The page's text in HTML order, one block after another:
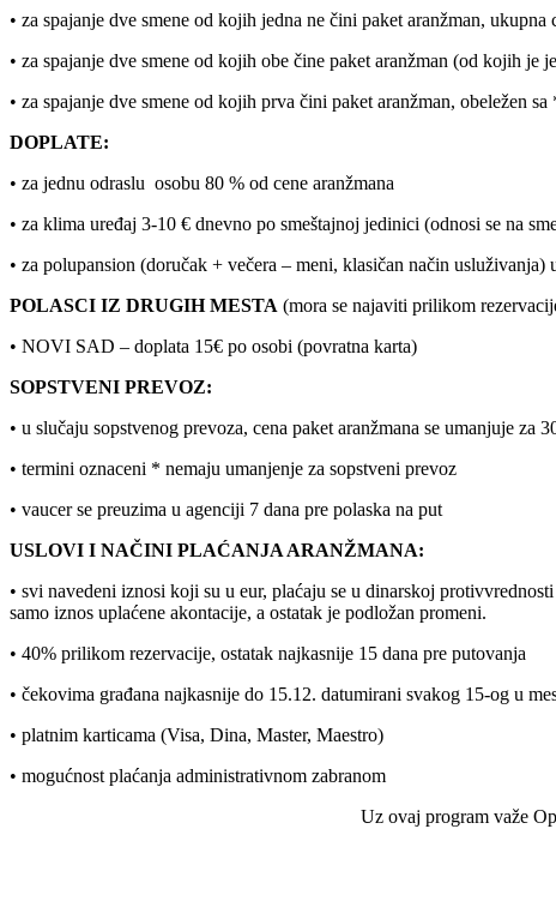
• za spajanje dve smene od kojih jedna ne čini paket aranžman, ukupna
• za spajanje dve smene od kojih obe čine paket aranžman (od kojih je
• za spajanje dve smene od kojih prva čini paket aranžman, obeležen
DOPLATE:
• za jednu odraslu osobu 80 % od cene aranžmana
• za klima uređaj 3-10 € dnevno po smeštajnoj jedinici (odnosi se na
• za polupansion (doručak + večera – meni, klasičan način
POLASCI IZ DRUGIH MESTA (mora se najaviti prilikom
• NOVI SAD – doplata 15€ po osobi (povratna karta)
SOPSTVENI PREVOZ:
• u slučaju sopstvenog prevoza, cena paket aranžmana se umanjuje za
• termini oznaceni * nemaju umanjenje za sopstveni prevoz
• vaucer se preuzima u agenciji 7 dana pre polaska na put
USLOVI I NAČINI PLAĆANJA ARANŽMANA:
• svi navedeni iznosi koji su u eur, plaćaju se u dinarskoj
samo iznos uplaćene akontacije, a ostatak je podložan promeni.
• 40% prilikom rezervacije, ostatak najkasnije 15 dana pre putovanja
• čekovima građana najkasnije do 15.12. datumirani svakog 15-og u
• platnim karticama (Visa, Dina, Master, Maestro)
• mogućnost plaćanja administrativnom zabranom
Uz ovaj program važe